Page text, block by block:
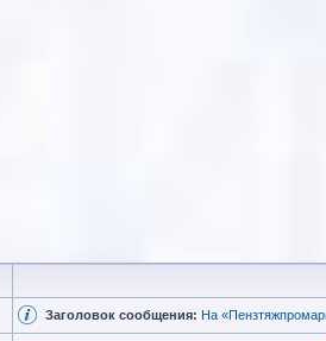
Заголовок сообщения: На